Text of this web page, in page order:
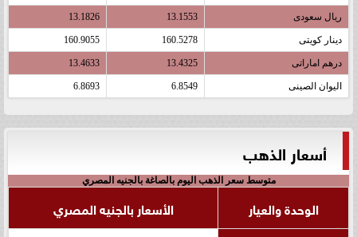
ريال سعودى 13.1553
13.1826
دينار كويتى 160.5278
160.9055
درهم اماراتى 13.4325
13.4633
اليوان الصينى 6.8549
6.8693
أسعار الذهب
متوسط سعر الذهب اليوم بالصاغة بالجنيه المصري
الوحدة والعيار
الأسعار بالجنيه المصري